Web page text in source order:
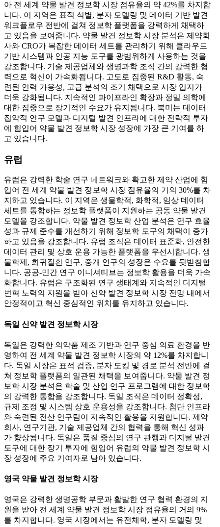
아 전 세계 약물 발견 정보학 시장 점유율의 약 42%를 차지합
니다. 이 지역은 표적 식별, 분자 모델링 및 데이터 기반 발견
워크플로우 전반에 걸쳐 정보학 플랫폼을 강력하게 채택하
고 있음을 보여줍니다. 약물 발견 정보학 시장 분석은 제약회
사와 CRO가 복잡한 데이터 세트를 관리하기 위해 클라우드
기반 시스템과 인공 지능 도구를 광범위하게 사용하는 것을
강조합니다. 기술 제공업체와 생명과학 조직 간의 강력한 협
력으로 혁신이 가속화됩니다. 고도로 집중된 R&D 활동, 숙
련된 인력 가용성, 고급 분석의 조기 채택으로 시장 입지가
더욱 강화됩니다. 지속적인 파이프라인 확장과 정밀 의학에
대한 집중으로 장기적인 수요가 유지됩니다. 북미는 데이터
집약적 연구 모델과 디지털 발견 인프라에 대한 전략적 투자
에 힘입어 약물 발견 정보학 시장 성장에 가장 큰 기여를 하
고 있습니다.
유럽
유럽은 강력한 학술 연구 네트워크와 확고한 제약 산업에 힘
입어 전 세계 약물 발견 정보학 시장 점유율의 거의 30%를 차
지하고 있습니다. 이 지역은 생물학적, 화학적, 임상 데이터
세트를 통합하는 정보학 플랫폼이 지원하는 공동 약물 발견
모델을 강조합니다. 약물 발견 정보학 산업 분석은 연구 효율
성과 규제 준수를 개선하기 위해 정보학 도구의 채택이 증가
하고 있음을 강조합니다. 유럽 ​​조직은 데이터 표준화, 안전한
데이터 관리 및 상호 운용 가능한 플랫폼을 우선시합니다. 생
물학제, 희귀질환 연구, 중개 연구의 성장은 수요를 뒷받침합
니다. 공공-민간 연구 이니셔티브는 정보학 활용을 더욱 가속
화합니다. 유럽은 구조화된 연구 생태계와 지속적인 디지털
변혁 노력의 지원을 받아 신약 발견 정보학 시장 전망 내에서
안정적이고 혁신 중심적인 위치를 유지하고 있습니다.
독일 신약 발견 정보학 시장
독일은 강력한 의약품 제조 기반과 연구 중심 의료 환경을 반
영하여 전 세계 약물 발견 정보학 시장의 약 12%를 차지합니
다. 독일 시장은 표적 검증, 분자 도킹 및 경로 분석 전반에 걸
쳐 정보학 플랫폼의 일관된 채택을 보여줍니다. 약물 발견 정
보학 시장 분석은 학술 및 산업 연구 프로그램에 대한 정보학
의 강력한 통합을 강조합니다. 독일 조직은 데이터 정확성,
규제 조정 및 시스템 상호 운용성을 강조합니다. 첨단 인프라
와 숙련된 전산 연구팀이 지속적인 활용을 지원합니다. 제약
회사, 연구기관, 기술 제공업체 간의 협력을 통해 혁신 성과
가 향상됩니다. 독일은 품질 중심의 연구 관행과 디지털 발견
도구에 대한 장기 투자에 힘입어 유럽의 약물 발견 정보학 시
장 성장에 주요 기여자로 남아 있습니다.
영국 약물 발견 정보학 시장
영국은 강력한 생명공학 부문과 활발한 연구 협력 환경의 지
원을 받아 전 세계 약물 발견 정보학 시장 점유율의 거의 9%
를 차지합니다. 영국 시장에서는 유전체학, 분자 모델링 및